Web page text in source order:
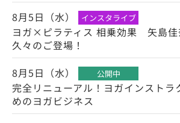
8月5日（水）
インスタライブ
ヨガ×ピラティス 相乗効果 矢島佳
久々のご登場！
8月5日（水）
公開中
完全リニューアル！ヨガインストラ
めのヨガビジネス